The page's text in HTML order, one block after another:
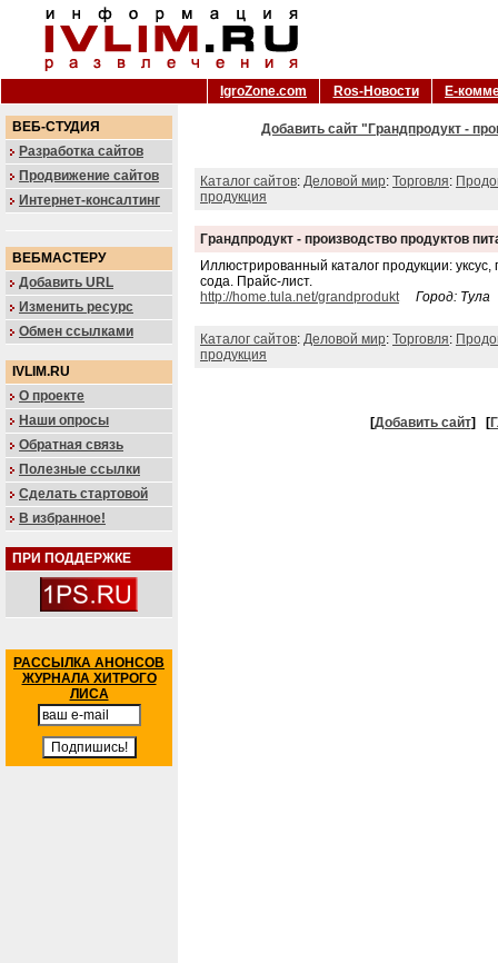
IgroZone.com Ros-Новости Е-
ВЕБ-СТУДИЯ
Разработка сайтов
Продвижение сайтов
Интернет-консалтинг
ВЕБМАСТЕРУ
Добавить URL
Изменить ресурс
Обмен ссылками
IVLIM.RU
О проекте
Наши опросы
Обратная связь
Полезные ссылки
Сделать стартовой
В избранное!
ПРИ ПОДДЕРЖКЕ
РАССЫЛКА АНОНСОВ
ЖУРНАЛА ХИТРОГО
ЛИСА
Добавить сайт "Грандпродукт -
Каталог сайтов: Деловой мир: Торговля:
продукция
Грандпродукт - производство продуктов
Иллюстрированный каталог продукции:
сода. Прайс-лист.
http://home.tula.net/grandprodukt
Город: Тула
Каталог сайтов: Деловой мир: Торговля:
продукция
[Добавить сайт] [